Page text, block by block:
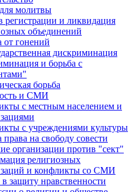
молитвы
регистрации и ликвидация
объединений
от гонений
дискриминация
и борьба с
борьба
и СМИ
с местным населением и
с учреждениями культуры
права на свободу совести
организации против "сект"
религиозных
и конфликты со СМИ
защиту нравственности